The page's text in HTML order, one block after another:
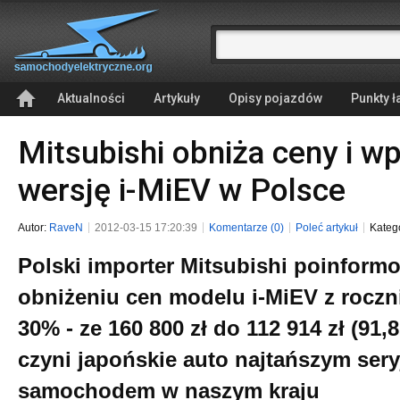
Aktualności Artykuły Opisy pojazdów Punkty
Mitsubishi obniża ceny i
wersję i-MiEV w Polsce
Autor: RaveN 2012-03-15 17:20:39 Komentarze (0) Poleć artykuł
Polski importer Mitsubishi
obniżeniu cen modelu i-MiEV z
30% - ze 160 800 zł do 112 914 zł
czyni japońskie auto najtańszym
samochodem w naszym kraju